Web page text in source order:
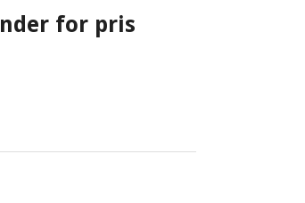
for pris